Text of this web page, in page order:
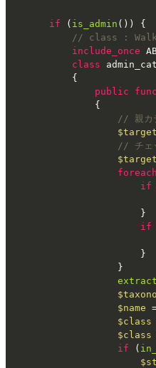
if ( is_admin ()) {
// class :
include_once
class
{
public
{
// 親カ
// チェ
foreach
if
if
extract
$name
$class
$class
if (